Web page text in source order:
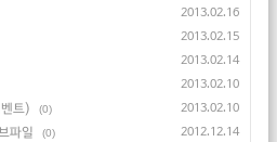
2013.02.16
2013.02.15
2013.02.14
2013.02.10
트) (0) 2013.02.10
파일 (0) 2012.12.14